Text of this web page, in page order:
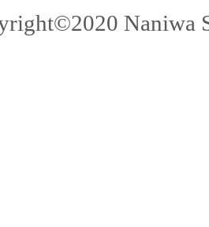
Naniwa